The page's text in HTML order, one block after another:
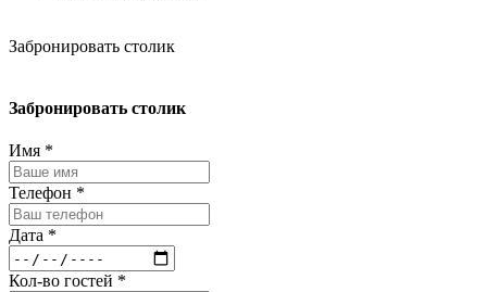
Забронировать столик
Забронировать столик
Имя *
Телефон *
Дата *
Кол-во гостей *